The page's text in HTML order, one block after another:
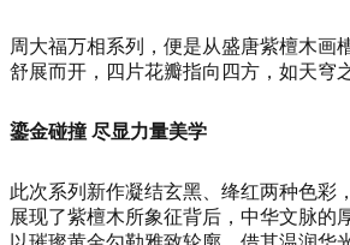
周大福万相系列，便是从盛唐紫檀木画
舒展而开，四片花瓣指向四方，如天穹
鎏金碰撞 尽显力量美学
此次系列新作凝结玄黑、绛红两种色彩
展现了紫檀木所象征背后，中华文脉的